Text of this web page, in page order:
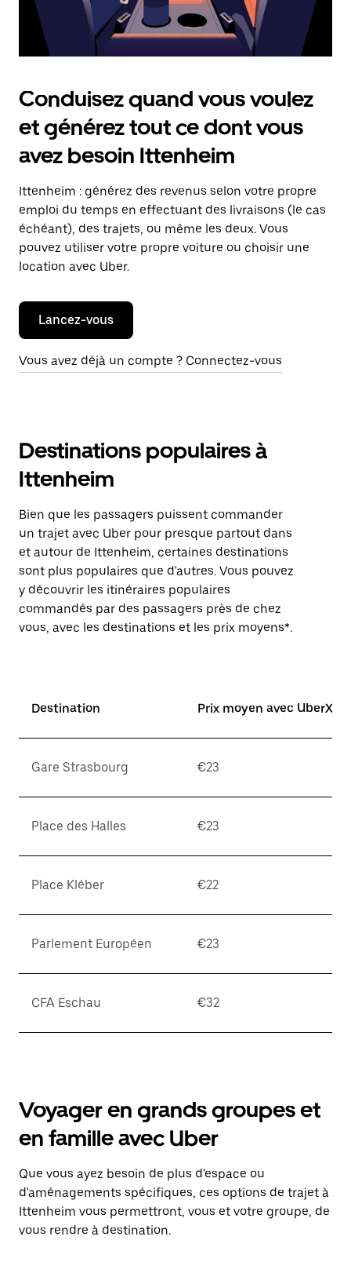
Conduisez quand vous voulez
et générez tout ce dont vous
avez besoin Ittenheim
Ittenheim : générez des revenus selon votre propre
emploi du temps en effectuant des livraisons (le cas
échéant), des trajets, ou même les deux. Vous
pouvez utiliser votre propre voiture ou choisir une
location avec Uber.
Lancez-vous
Vous avez déjà un compte ? Connectez-vous
Destinations populaires à
Ittenheim
Bien que les passagers puissent commander
un trajet avec Uber pour presque partout dans
et autour de Ittenheim, certaines destinations
sont plus populaires que d'autres. Vous pouvez
y découvrir les itinéraires populaires
commandés par des passagers près de chez
vous, avec les destinations et les prix moyens*.
Destination Prix moyen avec UberX*
Gare Strasbourg €23
Place des Halles €23
Place Kléber €22
Parlement Européen €23
CFA Eschau €32
Voyager en grands groupes et
en famille avec Uber
Que vous ayez besoin de plus d'espace ou
d'aménagements spécifiques, ces options de trajet à
Ittenheim vous permettront, vous et votre groupe, de
vous rendre à destination.